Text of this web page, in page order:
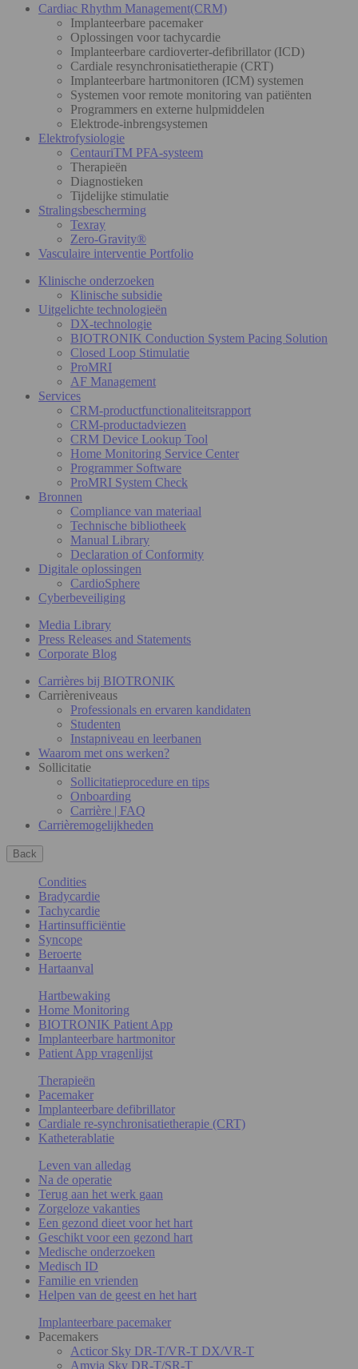
Cardiac Rhythm Management(CRM)
Implanteerbare pacemaker
Oplossingen voor tachycardie
Implanteerbare cardioverter-defibrillator (ICD)
Cardiale resynchronisatietherapie (CRT)
Implanteerbare hartmonitoren (ICM) systemen
Systemen voor remote monitoring van patiënten
Programmers en externe hulpmiddelen
Elektrode-inbrengsystemen
Elektrofysiologie
CentauriTM PFA-systeem
Therapieën
Diagnostieken
Tijdelijke stimulatie
Stralingsbescherming
Texray
Zero-Gravity®
Vasculaire interventie Portfolio
Klinische onderzoeken
Klinische subsidie
Uitgelichte technologieën
DX-technologie
BIOTRONIK Conduction System Pacing Solution
Closed Loop Stimulatie
ProMRI
AF Management
Services
CRM-productfunctionaliteitsrapport
CRM-productadviezen
CRM Device Lookup Tool
Home Monitoring Service Center
Programmer Software
ProMRI System Check
Bronnen
Compliance van materiaal
Technische bibliotheek
Manual Library
Declaration of Conformity
Digitale oplossingen
CardioSphere
Cyberbeveiliging
Media Library
Press Releases and Statements
Corporate Blog
Carrières bij BIOTRONIK
Carrièreniveaus
Professionals en ervaren kandidaten
Studenten
Instapniveau en leerbanen
Waarom met ons werken?
Sollicitatie
Sollicitatieprocedure en tips
Onboarding
Carrière | FAQ
Carrièremogelijkheden
Back
Condities
Bradycardie
Tachycardie
Hartinsufficiëntie
Syncope
Beroerte
Hartaanval
Hartbewaking
Home Monitoring
BIOTRONIK Patient App
Implanteerbare hartmonitor
Patient App vragenlijst
Therapieën
Pacemaker
Implanteerbare defibrillator
Cardiale re-synchronisatietherapie (CRT)
Katheterablatie
Leven van alledag
Na de operatie
Terug aan het werk gaan
Zorgeloze vakanties
Een gezond dieet voor het hart
Geschikt voor een gezond hart
Medische onderzoeken
Medisch ID
Familie en vrienden
Helpen van de geest en het hart
Implanteerbare pacemaker
Pacemakers
Acticor Sky DR-T/VR-T DX/VR-T
Amvia Sky DR-T/SR-T